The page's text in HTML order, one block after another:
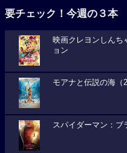
要チェック！今週の３本
映画クレヨンしんち
ョン
モアナと伝説の海（
スパイダーマン：ブ